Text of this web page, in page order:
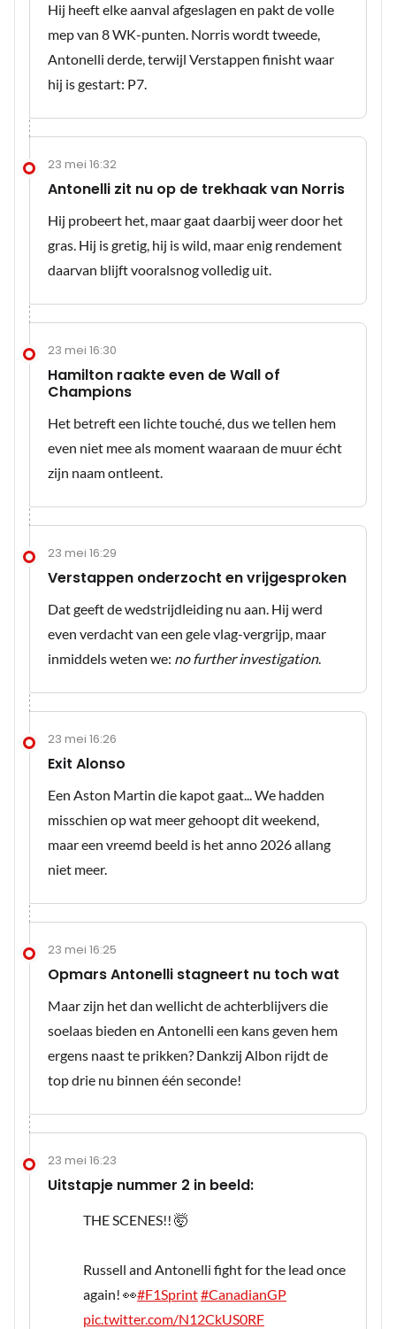
Hij heeft elke aanval afgeslagen en pakt de volle
mep van 8 WK-punten. Norris wordt tweede,
Antonelli derde, terwijl Verstappen finisht waar
hij is gestart: P7.
23 mei 16:32
Antonelli zit nu op de trekhaak van Norris
Hij probeert het, maar gaat daarbij weer door het
gras. Hij is gretig, hij is wild, maar enig rendement
daarvan blijft vooralsnog volledig uit.
23 mei 16:30
Hamilton raakte even de Wall of
Champions
Het betreft een lichte touché, dus we tellen hem
even niet mee als moment waaraan de muur écht
zijn naam ontleent.
23 mei 16:29
Verstappen onderzocht en vrijgesproken
Dat geeft de wedstrijdleiding nu aan. Hij werd
even verdacht van een gele vlag-vergrijp, maar
inmiddels weten we: no further investigation.
23 mei 16:26
Exit Alonso
Een Aston Martin die kapot gaat... We hadden
misschien op wat meer gehoopt dit weekend,
maar een vreemd beeld is het anno 2026 allang
niet meer.
23 mei 16:25
Opmars Antonelli stagneert nu toch wat
Maar zijn het dan wellicht de achterblijvers die
soelaas bieden en Antonelli een kans geven hem
ergens naast te prikken? Dankzij Albon rijdt de
top drie nu binnen één seconde!
23 mei 16:23
Uitstapje nummer 2 in beeld:
THE SCENES!! 🤯
Russell and Antonelli fight for the lead once
again! 👀#F1Sprint#CanadianGP
pic.twitter.com/N12CkUS0RF